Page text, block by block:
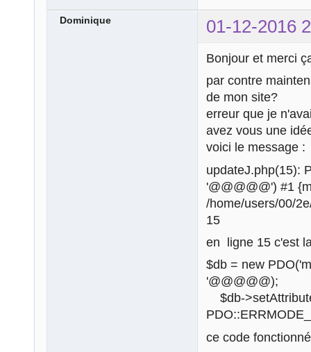
Dominique 01-12-2016
Bonjour et merci
par contre
de mon site?
erreur que je
avez vous une
voici le message :
updateJ.php(15):
'@@@@@') #1
/home/users/00/
15
en ligne 15 c'est
$db = new
'@@@@@);
$db-
ce code